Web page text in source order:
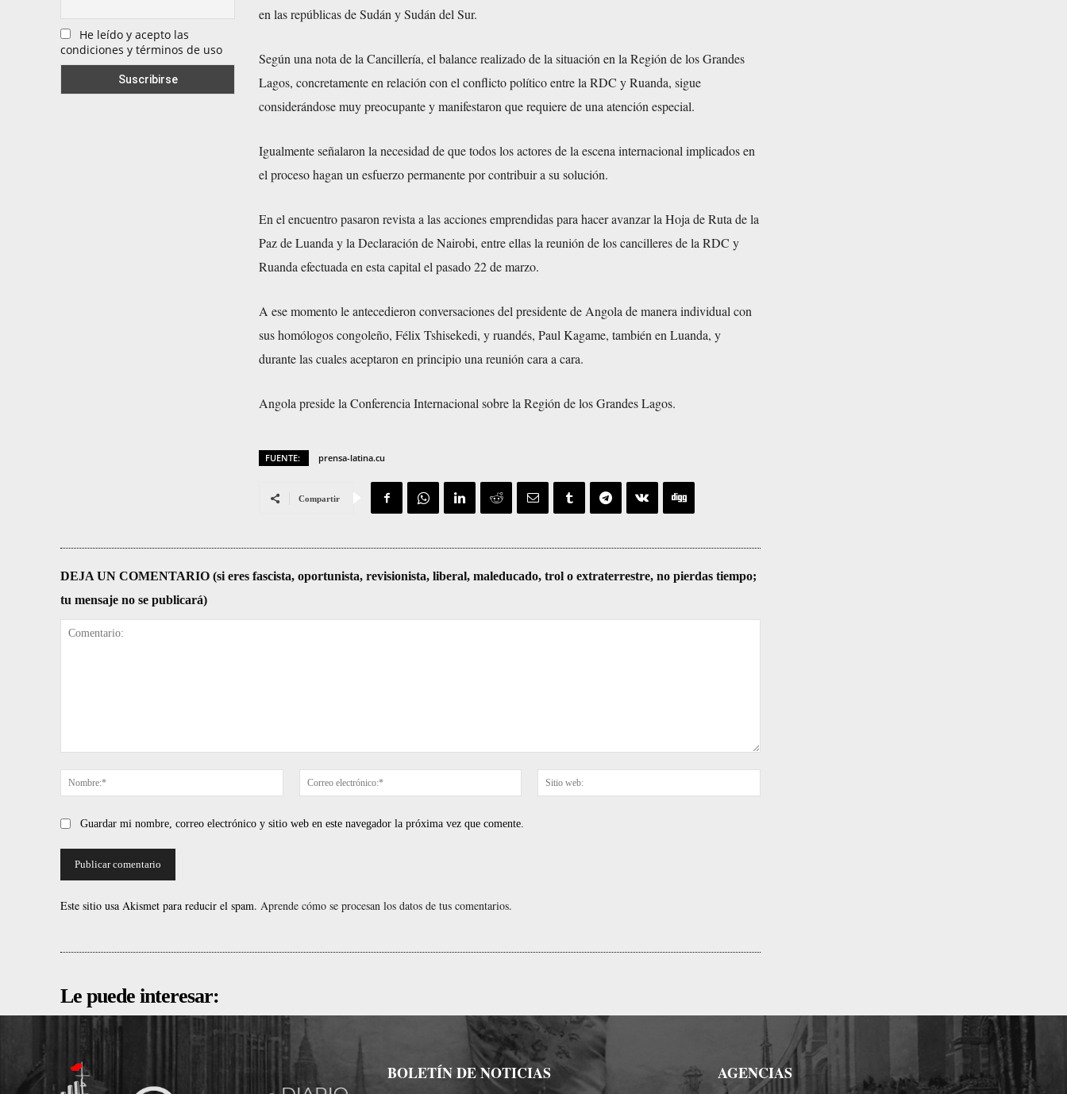
He leído y acepto las
condiciones y términos de uso
en las repúblicas de Sudán y Sudán del Sur.
Según una nota de la Cancillería, el balance realizado de la situación en la Región de los Grandes
Lagos, concretamente en relación con el conflicto político entre la RDC y Ruanda, sigue
considerándose muy preocupante y manifestaron que requiere de una atención especial.
Igualmente señalaron la necesidad de que todos los actores de la escena internacional implicados en
el proceso hagan un esfuerzo permanente por contribuir a su solución.
En el encuentro pasaron revista a las acciones emprendidas para hacer avanzar la Hoja de Ruta de la
Paz de Luanda y la Declaración de Nairobi, entre ellas la reunión de los cancilleres de la RDC y
Ruanda efectuada en esta capital el pasado 22 de marzo.
A ese momento le antecedieron conversaciones del presidente de Angola de manera individual con
sus homólogos congoleño, Félix Tshisekedi, y ruandés, Paul Kagame, también en Luanda, y
durante las cuales aceptaron en principio una reunión cara a cara.
Angola preside la Conferencia Internacional sobre la Región de los Grandes Lagos.
FUENTE: prensa-latina.cu
Compartir
DEJA UN COMENTARIO (si eres fascista, oportunista, revisionista, liberal, maleducado, trol o extraterrestre, no pierdas tiempo;
tu mensaje no se publicará)
Nombre:*
Correo
electrónico:*
web:
Guardar mi nombre, correo electrónico y sitio web en este navegador la próxima vez que comente.
Este sitio usa Akismet para reducir el spam. Aprende cómo se procesan los datos de tus comentarios.
Le puede interesar:
BOLETÍN DE NOTICIAS AGENCIAS